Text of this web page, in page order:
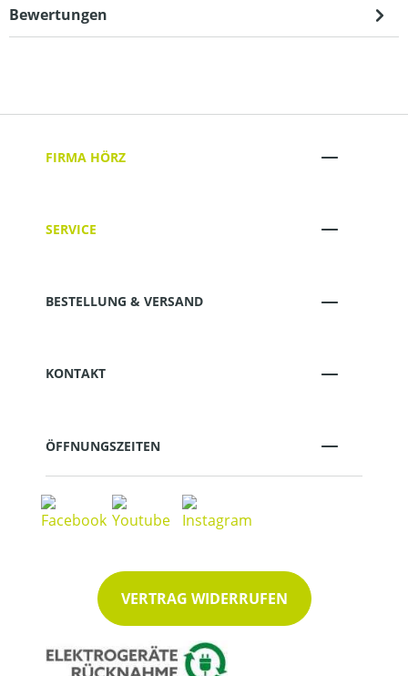
Bewertungen
FIRMA HÖRZ
SERVICE
BESTELLUNG & VERSAND
KONTAKT
ÖFFNUNGSZEITEN
VERTRAG WIDERRUFEN